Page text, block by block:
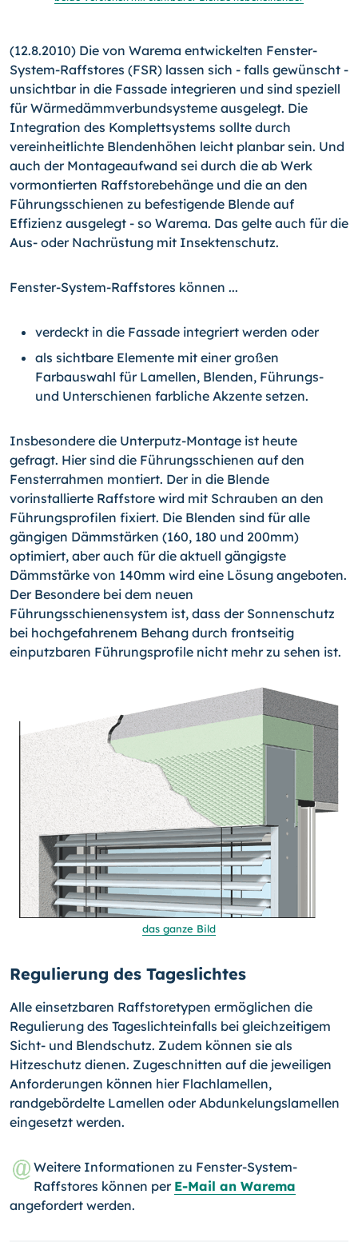
(12.8.2010) Die von Warema entwickelten Fenster-
System-Raffstores (FSR) lassen sich - falls gewünscht -
unsichtbar in die Fassade integrieren und sind speziell
für Wärmedämm­verbund­systeme ausgelegt. Die
Integration des Komplettsystems sollte durch
vereinheitlichte Blendenhöhen leicht planbar sein. Und
auch der Montageaufwand sei durch die ab Werk
vormontierten Raffstorebehänge und die an den
Führungsschienen zu befestigende Blende auf
Effizienz ausgelegt - so Warema. Das gelte auch für die
Aus- oder Nachrüstung mit Insektenschutz.
Fenster-System-Raffstores können ...
verdeckt in die Fassade integriert werden oder
als sichtbare Elemente mit einer großen
Farbauswahl für Lamellen, Blenden, Führungs-
und Unterschienen farbliche Akzente setzen.
Insbesondere die Unterputz-Montage ist heute
gefragt. Hier sind die Führungsschienen auf den
Fensterrahmen montiert. Der in die Blende
vorinstallierte Raffstore wird mit Schrauben an den
Führungsprofilen fixiert. Die Blenden sind für alle
gängigen Dämmstärken (160, 180 und 200mm)
optimiert, aber auch für die aktuell gängigste
Dämmstärke von 140mm wird eine Lösung angeboten.
Der Besondere bei dem neuen
Führungsschienensystem ist, dass der Sonnenschutz
bei hochgefahrenem Behang durch frontseitig
einputzbaren Führungsprofile nicht mehr zu sehen ist.
das ganze Bild
Regulierung des Tageslichtes
Alle einsetzbaren Raffstoretypen ermöglichen die
Regulierung des Tageslichteinfalls bei gleichzeitigem
Sicht- und Blendschutz. Zudem können sie als
Hitzeschutz dienen. Zugeschnitten auf die jeweiligen
Anforderungen können hier Flachlamellen,
randgebördelte Lamellen oder Abdunkelungslamellen
eingesetzt werden.
Weitere Informationen zu Fenster-System-
Raffstores können per E-Mail an Warema
angefordert werden.